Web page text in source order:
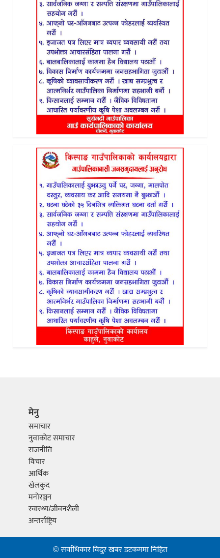
मेनु
समाचार
नुवाकोट समाचार
राजनीति
विचार
आर्थिक
खेलकुद
मनोरञ्जन
स्वास्थ्य/जीवनशैली
अन्तर्राष्ट्रिय
© सर्वाधिकार विदुर खबर डटकममा निहित